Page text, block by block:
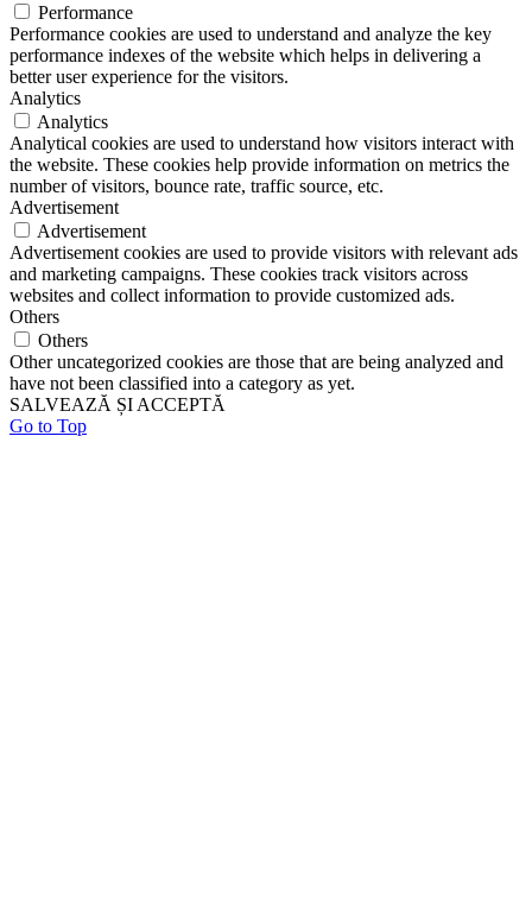
Performance
Performance cookies are used to understand and analyze the key
performance indexes of the website which helps in delivering a
better user experience for the visitors.
Analytics
Analytics
Analytical cookies are used to understand how visitors interact with
the website. These cookies help provide information on metrics the
number of visitors, bounce rate, traffic source, etc.
Advertisement
Advertisement
Advertisement cookies are used to provide visitors with relevant ads
and marketing campaigns. These cookies track visitors across
websites and collect information to provide customized ads.
Others
Others
Other uncategorized cookies are those that are being analyzed and
have not been classified into a category as yet.
SALVEAZĂ ȘI ACCEPTĂ
Go to Top